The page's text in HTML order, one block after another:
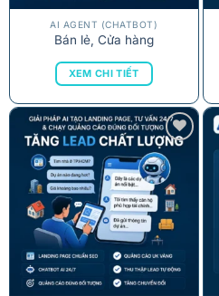
AI AGENT (CHATBOT)
Bán lẻ, Cửa hàng
XEM CHI TIẾT